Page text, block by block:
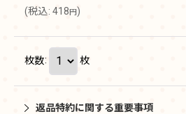
(税込: 418円)
枚数: 枚
返品特約に関する重要事項